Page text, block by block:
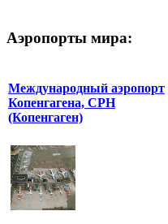
Аэропорты мира:
Международный аэропорт
Копенгагена, CPH
(Копенгаген)